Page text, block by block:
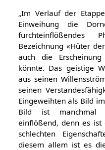
„Im Verlauf der
Einweihung die
Bezeichnung «Hüter
auch die
könnte. Das geistige
aus seinen
seinen
Eingeweihten als Bild
Bild ist manchmal
einflößend, denn es ist
schlechten
diesem allem ist es